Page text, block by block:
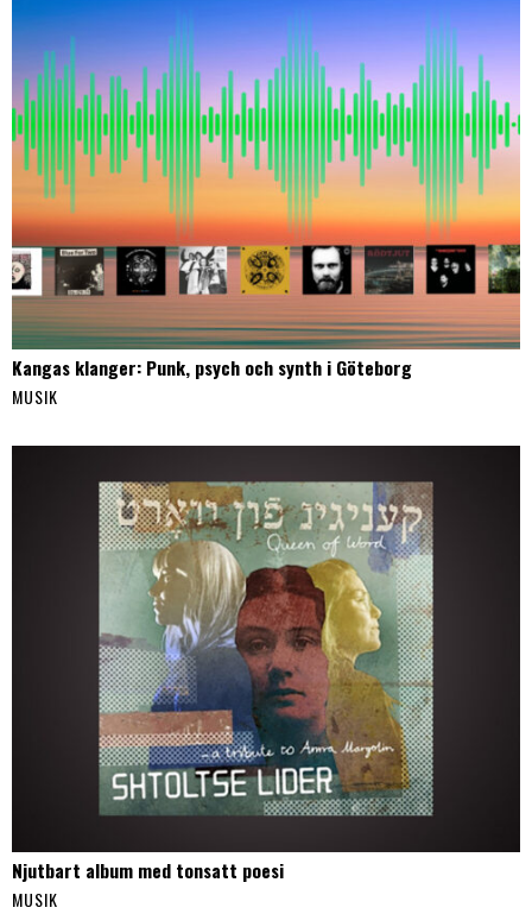
Kangas klanger: Punk, psych och synth i Göteborg
MUSIK
Njutbart album med tonsatt poesi
MUSIK